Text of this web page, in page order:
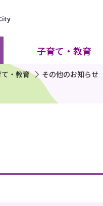
子育て・教育
・教育 その他のお知らせ